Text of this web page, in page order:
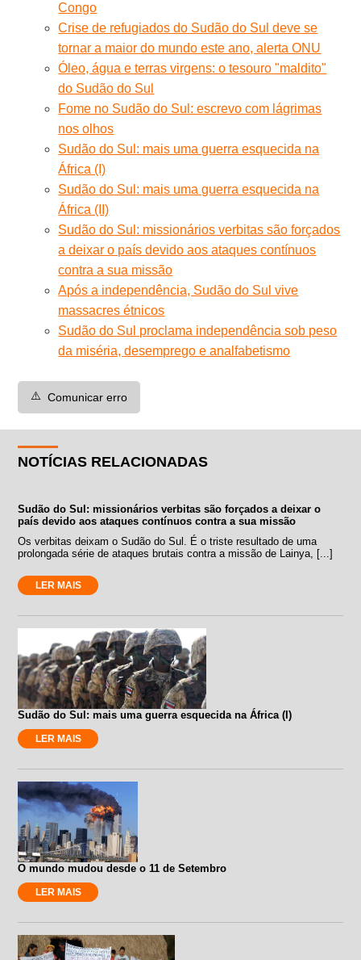
Congo
Crise de refugiados do Sudão do Sul deve se
tornar a maior do mundo este ano, alerta ONU
Óleo, água e terras virgens: o tesouro "maldito"
do Sudão do Sul
Fome no Sudão do Sul: escrevo com lágrimas
nos olhos
Sudão do Sul: mais uma guerra esquecida na
África (I)
Sudão do Sul: mais uma guerra esquecida na
África (II)
Sudão do Sul: missionários verbitas são forçados
a deixar o país devido aos ataques contínuos
contra a sua missão
Após a independência, Sudão do Sul vive
massacres étnicos
Sudão do Sul proclama independência sob peso
da miséria, desemprego e analfabetismo
⚠️ Comunicar erro
NOTÍCIAS RELACIONADAS
Sudão do Sul: missionários verbitas são forçados a deixar o
país devido aos ataques contínuos contra a sua missão
Os verbitas deixam o Sudão do Sul. É o triste resultado de uma
prolongada série de ataques brutais contra a missão de Lainya, [...]
LER MAIS
Sudão do Sul: mais uma guerra esquecida na África (I)
LER MAIS
O mundo mudou desde o 11 de Setembro
LER MAIS